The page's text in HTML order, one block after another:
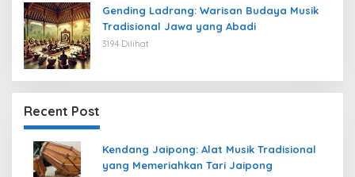
Gending Ladrang: Warisan Budaya Musik
Tradisional Jawa yang Abadi
3194 Dilihat
Recent Post
Kendang Jaipong: Alat Musik Tradisional
yang Memeriahkan Tari Jaipong